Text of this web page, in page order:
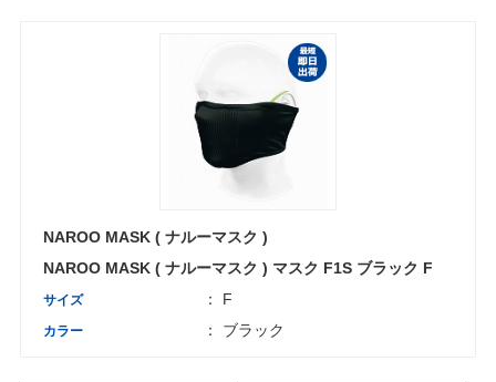
NAROO MASK ( ナルーマスク )
NAROO MASK ( ナルーマスク ) マスク F1S ブラック F
サイズ ： F
カラー ： ブラック